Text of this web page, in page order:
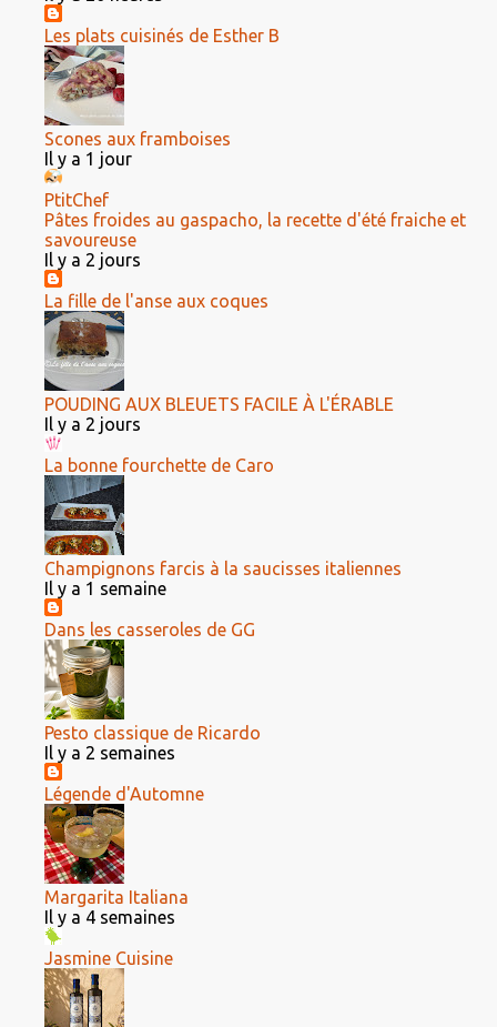
Les plats cuisinés de Esther B
Scones aux framboises
Il y a 1 jour
PtitChef
Pâtes froides au gaspacho, la recette d'été fraiche et
savoureuse
Il y a 2 jours
La fille de l'anse aux coques
POUDING AUX BLEUETS FACILE À L'ÉRABLE
Il y a 2 jours
La bonne fourchette de Caro
Champignons farcis à la saucisses italiennes
Il y a 1 semaine
Dans les casseroles de GG
Pesto classique de Ricardo
Il y a 2 semaines
Légende d'Automne
Margarita Italiana
Il y a 4 semaines
Jasmine Cuisine